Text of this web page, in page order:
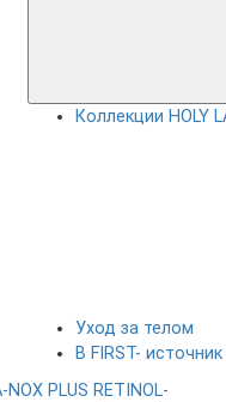
Коллекции HOLY
Уход за телом
B FIRST-
NOX PLUS RETINOL-